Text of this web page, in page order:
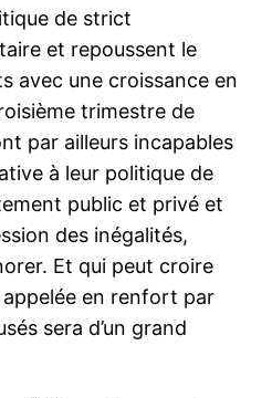
de strict
et repoussent le
avec une croissance en
trimestre de
par ailleurs incapables
à leur politique de
public et privé et
des inégalités,
Et qui peut croire
appelée en renfort par
sera d’un grand